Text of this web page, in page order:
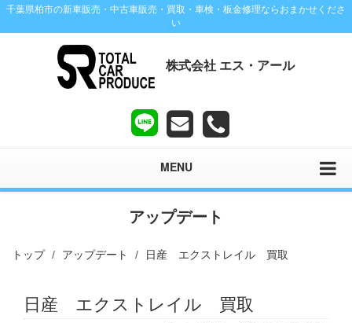
千葉県柏市の新車販売・中古車販売・買取・車検・板金修理ならおまかせくださ
い
株式会社 エス・アール
MENU
アップデート
トップ アップデート 日産 エクストレイル 買取
日産 エクストレイル 買取